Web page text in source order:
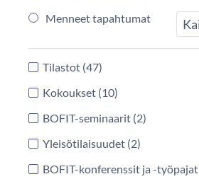
Menneet tapahtumat
Tyyppi
Tilastot (47)
Kokoukset (10)
BOFIT-seminaarit (2)
Yleisötilaisuudet (2)
BOFIT-konferenssit ja -työpajat